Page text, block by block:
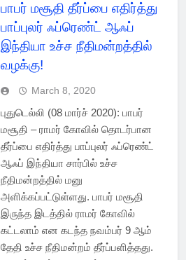
பாபர் மசூதி தீர்ப்பை எதிர்த்து
பாப்புலர் ஃப்ரெண்ட் ஆஃப்
இந்தியா உச்ச நீதிமன்றத்தில்
வழக்கு!
March 8, 2020
புதுடெல்லி (08 மார்ச் 2020): பாபர்
மசூதி – ராமர் கோவில் தொடர்பான
தீர்ப்பை எதிர்த்து பாப்புலர் ஃப்ரெண்ட்
ஆஃப் இந்தியா சார்பில் உச்ச
நீதிமன்றத்தில் மனு
அளிக்கப்பட்டுள்ளது. பாபர் மசூதி
இருந்த இடத்தில் ராமர் கோவில்
கட்டலாம் என கடந்த நவம்பர் 9 ஆம்
தேதி உச்ச நீதிமன்றம் தீர்ப்பளித்தது.